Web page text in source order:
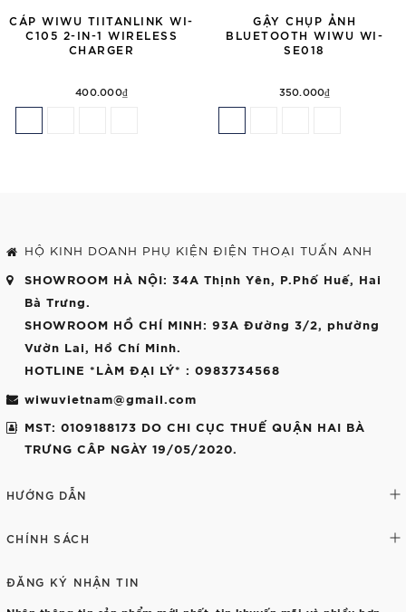
CÁP WIWU TIITANLINK WI-
C105 2-IN-1 WIRELESS
CHARGER
400.000₫
GẬY CHỤP ẢNH
BLUETOOTH WIWU WI-
SE018
350.000₫
HỘ KINH DOANH PHỤ KIỆN ĐIỆN THOẠI TUẤN ANH
SHOWROOM HÀ NỘI : 34A Thịnh Yên, P.Phố Huế, Hai
Bà Trưng.
SHOWROOM HỒ CHÍ MINH: 93A Đường 3/2, phường
Vườn Lai, Hồ Chí Minh.
HOTLINE *LÀM ĐẠI LÝ*: 0983734568
wiwuvietnam@gmail.com
TRƯNG CÂP NGÀY 19/05/2020.
HƯỚNG DẪN
CHÍNH SÁCH